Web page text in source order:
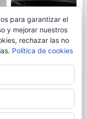
EVO BANK
PERMITIRÁ
INGRESAR DINERO
DESDE LAS OFICINAS
.
EL AUTOR
para garantizar el
y mejorar nuestros
rechazar las no
Política de cookies